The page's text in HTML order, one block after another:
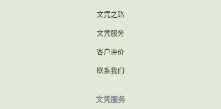
文凭之路
文凭服务
客户评价
联系我们
文凭服务